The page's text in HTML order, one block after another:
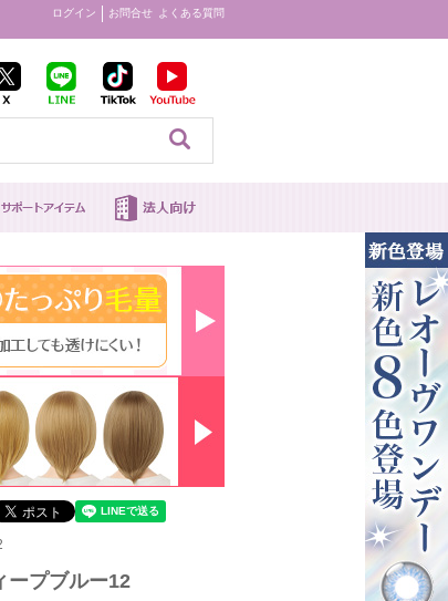
ログイン お問合せ よくある質問
ープブルー12